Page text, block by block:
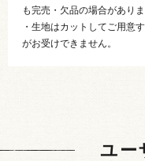
も完売・欠品の場合があり
・生地はカットしてご用意
がお受けできません。
ユー